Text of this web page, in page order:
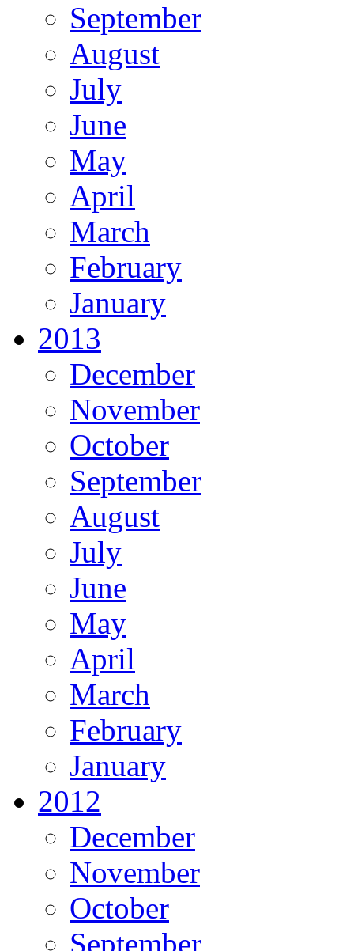
September
August
July
June
May
April
March
February
January
2013
December
November
October
September
August
July
June
May
April
March
February
January
2012
December
November
October
September